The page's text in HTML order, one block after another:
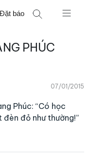
Đặt báo
PHÚC
07/01/2015
Phúc: “Có học
đèn đỏ như thường!”